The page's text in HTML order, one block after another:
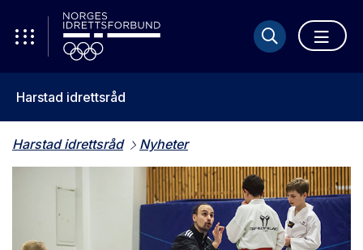
Harstad idrettsråd
Harstad idrettsråd Nyheter